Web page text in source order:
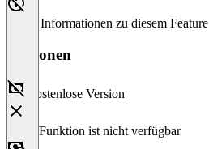
Keine Informationen zu diesem Feature
Versionen
Kostenlose Version
Diese Funktion ist nicht verfügbar